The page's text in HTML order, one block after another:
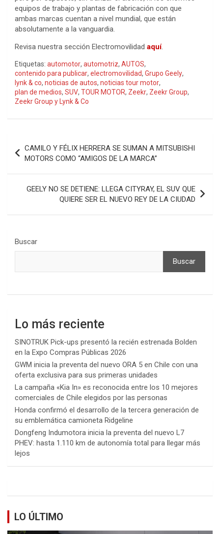
equipos de trabajo y plantas de fabricación con que
ambas marcas cuentan a nivel mundial, que están
absolutamente a la vanguardia.
Revisa nuestra sección Electromovilidad aquí.
Etiquetas: automotor, automotriz, AUTOS,
contenido para publicar, electromovilidad, Grupo Geely,
lynk & co, noticias de autos, noticias tour motor,
plan de medios, SUV, TOUR MOTOR, Zeekr, Zeekr Group,
Zeekr Group y Lynk & Co
Navegación
de
entradas
CAMILO Y FÉLIX HERRERA SE SUMAN A MITSUBISHI
MOTORS COMO “AMIGOS DE LA MARCA”
GEELY NO SE DETIENE: LLEGA CITYRAY, EL SUV QUE
QUIERE SER EL NUEVO REY DE LA CIUDAD
Buscar
Buscar
Lo más reciente
SINOTRUK Pick-ups presentó la recién estrenada Bolden
en la Expo Compras Públicas 2026
GWM inicia la preventa del nuevo ORA 5 en Chile con una
oferta exclusiva para sus primeras unidades
La campaña «Kia In» es reconocida entre los 10 mejores
comerciales de Chile elegidos por las personas
Honda confirmó el desarrollo de la tercera generación de
su emblemática camioneta Ridgeline
Dongfeng Indumotora inicia la preventa del nuevo L7
PHEV: hasta 1.110 km de autonomía total para llegar más
lejos
LO ÚLTIMO